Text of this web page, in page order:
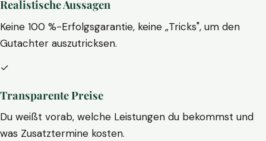
Realistische Aussagen
Keine 100 %-Erfolgsgarantie, keine „Tricks", um den
Gutachter auszutricksen.
✓
Transparente Preise
Du weißt vorab, welche Leistungen du bekommst und
was Zusatztermine kosten.